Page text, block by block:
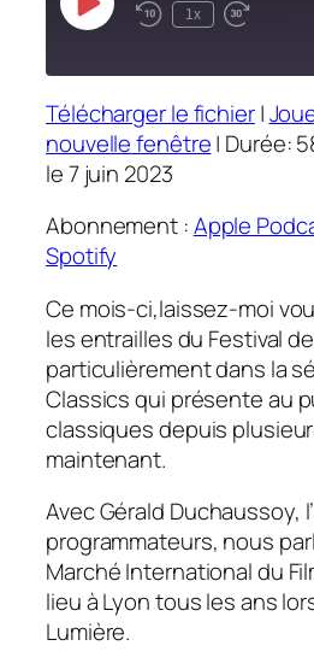
Play
Episode
1x
Apple Podcasts
Spotify
SHARE
LINK
EMBED
Télécharger le fichier|
nouvelle fenêtre| Durée:
le 7 juin 2023
Abonnement :Apple
Spotify
Ce mois-ci,laissez-moi
les entrailles du Festival
particulièrement dans la
Classicsqui présente au
classiques depuis
maintenant.
Avec Gérald Duchaussoy,
programmateurs, nous
Marché International du
lieu à Lyon tous les ans
Lumière.